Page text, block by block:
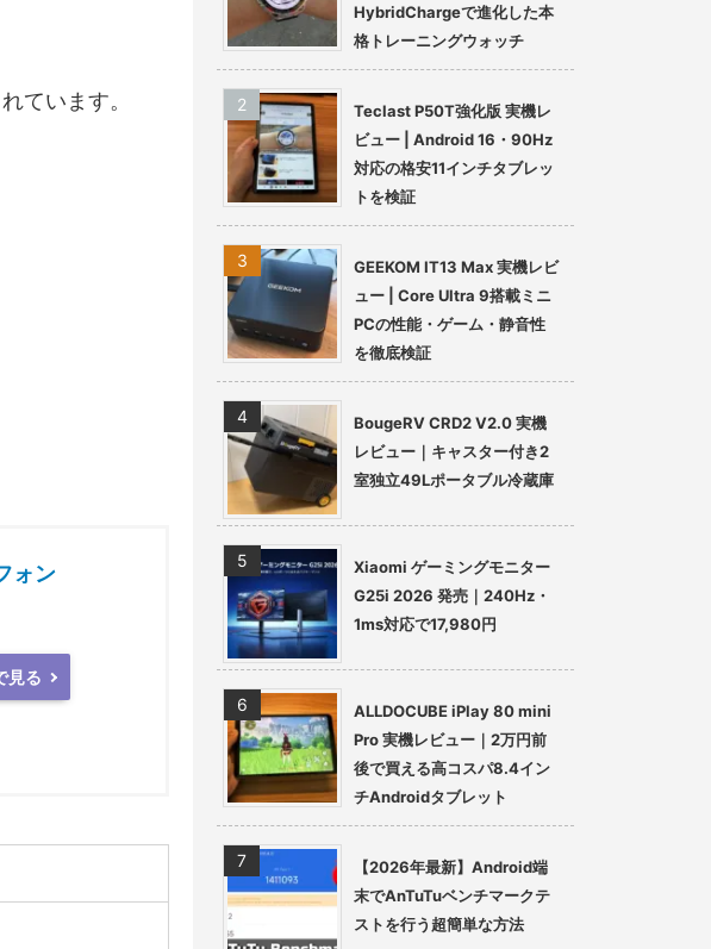
ています。
ォン
見る
HybridChargeで進化した本
格トレーニングウォッチ
Teclast P50T強化版 実機レ
ビュー | Android 16・90Hz
対応の格安11インチタブレッ
トを検証
GEEKOM IT13 Max 実機レビ
ュー | Core Ultra 9搭載ミニ
PCの性能・ゲーム・静音性
を徹底検証
BougeRV CRD2 V2.0 実機
レビュー｜キャスター付き2
室独立49Lポータブル冷蔵庫
Xiaomi ゲーミングモニター
G25i 2026 発売｜240Hz・
1ms対応で17,980円
ALLDOCUBE iPlay 80 mini
Pro 実機レビュー｜2万円前
後で買える高コスパ8.4イン
チAndroidタブレット
【2026年最新】Android端
末でAnTuTuベンチマークテ
ストを行う超簡単な方法